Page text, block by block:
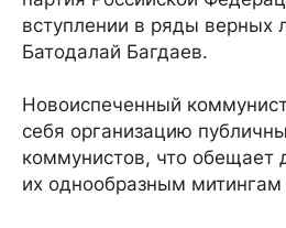
вступлении в ряды верных
Батодалай Багдаев.
Новоиспеченный
себя организацию
коммунистов, что обещает
их однообразным митингам